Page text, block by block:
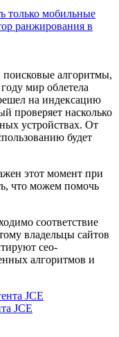
только мобильные
ранжирования в
поисковые алгоритмы,
мир облетела
на индексацию
проверяет насколько
устройствах. От
будет
этот момент при
что можем помочь
соответствие
владельцы сайтов
сео-
алгоритмов и
JCE